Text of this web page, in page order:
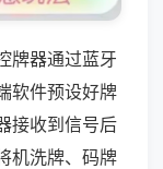
牌器通过蓝牙
软件预设好牌
接收到信号后
机洗牌、码牌